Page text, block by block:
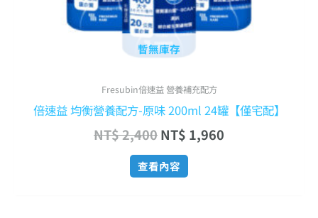
暫無庫存
Fresubin倍速益 營養補充配方
倍速益 均衡營養配方-原味 200ml 24罐【僅宅配】
NT$2,400NT$ 1,960
查看內容